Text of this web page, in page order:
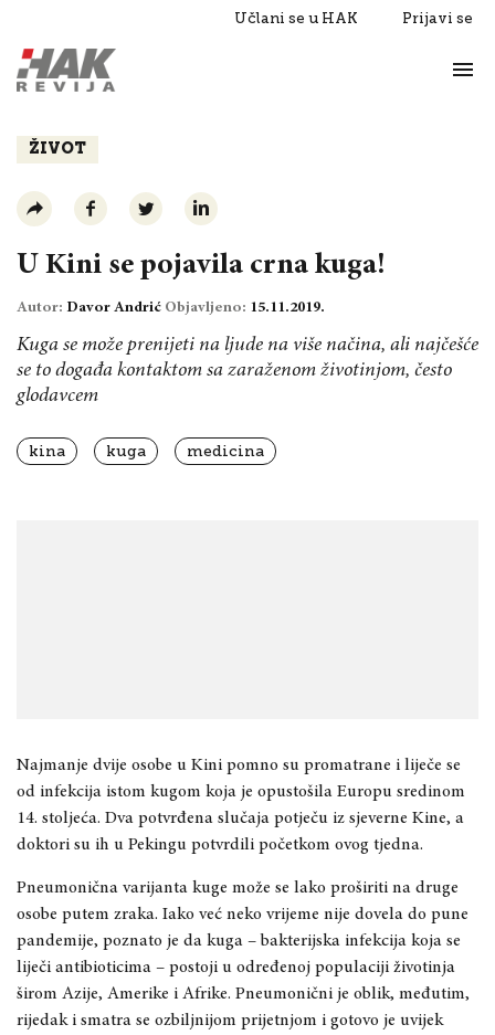
Učlani se u HAK Prijavi se
Razgovori
ŽIVOT
U Kini se pojavila crna kuga!
Autor: Davor Andrić Objavljeno: 15.11.2019.
Kuga se može prenijeti na ljude na više načina, ali najčešće
se to događa kontaktom sa zaraženom životinjom, često
glodavcem
kina kuga medicina
Najmanje dvije osobe u Kini pomno su promatrane i liječe se
od infekcija istom kugom koja je opustošila Europu sredinom
14. stoljeća. Dva potvrđena slučaja potječu iz sjeverne Kine, a
doktori su ih u Pekingu potvrdili početkom ovog tjedna.
Pneumonična varijanta kuge može se lako proširiti na druge
osobe putem zraka. Iako već neko vrijeme nije dovela do pune
pandemije, poznato je da kuga – bakterijska infekcija koja se
liječi antibioticima – postoji u određenoj populaciji životinja
širom Azije, Amerike i Afrike. Pneumonični je oblik, međutim,
rijedak i smatra se ozbiljnijom prijetnjom i gotovo je uvijek